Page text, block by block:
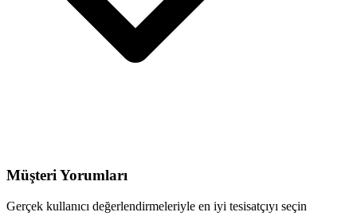
Müşteri Yorumları
Gerçek kullanıcı değerlendirmeleriyle en iyi tesisatçıyı seçin